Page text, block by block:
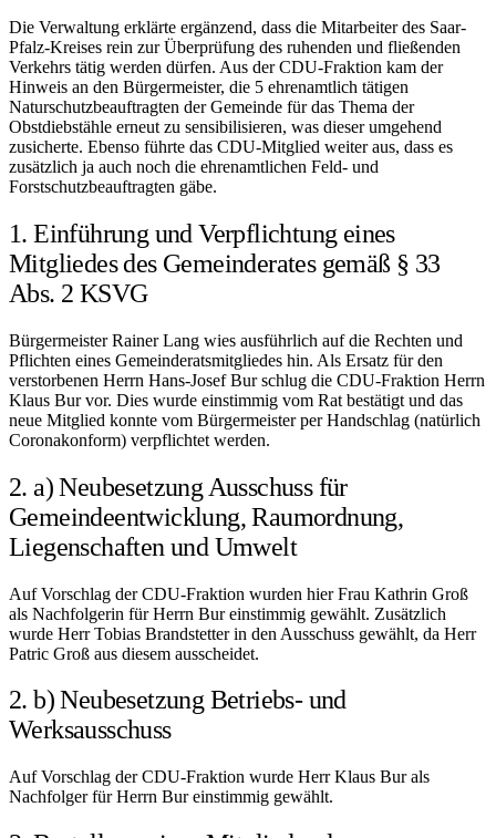
Die Verwaltung erklärte ergänzend, dass die Mitarbeiter des Saar-
Pfalz-Kreises rein zur Überprüfung des ruhenden und fließenden
Verkehrs tätig werden dürfen. Aus der CDU-Fraktion kam der
Hinweis an den Bürgermeister, die 5 ehrenamtlich tätigen
Naturschutzbeauftragten der Gemeinde für das Thema der
Obstdiebstähle erneut zu sensibilisieren, was dieser umgehend
zusicherte. Ebenso führte das CDU-Mitglied weiter aus, dass es
zusätzlich ja auch noch die ehrenamtlichen Feld- und
Forstschutzbeauftragten gäbe.
1. Einführung und Verpflichtung eines
Mitgliedes des Gemeinderates gemäß § 33
Abs. 2 KSVG
Bürgermeister Rainer Lang wies ausführlich auf die Rechten und
Pflichten eines Gemeinderatsmitgliedes hin. Als Ersatz für den
verstorbenen Herrn Hans-Josef Bur schlug die CDU-Fraktion Herrn
Klaus Bur vor. Dies wurde einstimmig vom Rat bestätigt und das
neue Mitglied konnte vom Bürgermeister per Handschlag (natürlich
Coronakonform) verpflichtet werden.
2. a) Neubesetzung Ausschuss für
Gemeindeentwicklung, Raumordnung,
Liegenschaften und Umwelt
Auf Vorschlag der CDU-Fraktion wurden hier Frau Kathrin Groß
als Nachfolgerin für Herrn Bur einstimmig gewählt. Zusätzlich
wurde Herr Tobias Brandstetter in den Ausschuss gewählt, da Herr
Patric Groß aus diesem ausscheidet.
2. b) Neubesetzung Betriebs- und
Werksausschuss
Auf Vorschlag der CDU-Fraktion wurde Herr Klaus Bur als
Nachfolger für Herrn Bur einstimmig gewählt.